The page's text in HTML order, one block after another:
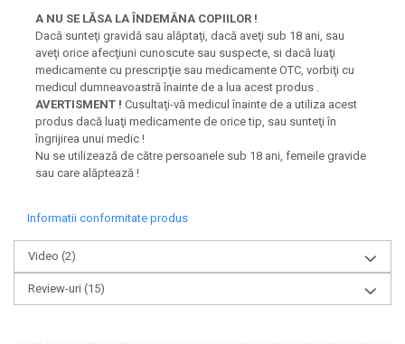
A NU SE LĂSA LA ÎNDEMÂNA COPIILOR !
Dacă sunteţi gravidă sau alăptaţi, dacă aveţi sub 18 ani, sau
aveţi orice afecţiuni cunoscute sau suspecte, si dacă luaţi
medicamente cu prescripţie sau medicamente OTC, vorbiţi cu
medicul dumneavoastră înainte de a lua acest produs .
AVERTISMENT ! Cusultaţi-vă medicul înainte de a utiliza acest
produs dacă luaţi medicamente de orice tip, sau sunteţi în
îngrijirea unui medic !
Nu se utilizează de către persoanele sub 18 ani, femeile gravide
sau care alăptează !
Informatii conformitate produs
Video (2)
Review-uri (15)